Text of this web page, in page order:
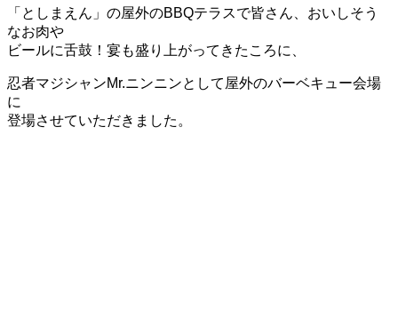
「としまえん」の屋外のBBQテラスで皆さん、おいしそう
なお肉や
ビールに舌鼓！宴も盛り上がってきたころに、
忍者マジシャンMr.ニンニンとして屋外のバーベキュー会場
に
登場させていただきました。